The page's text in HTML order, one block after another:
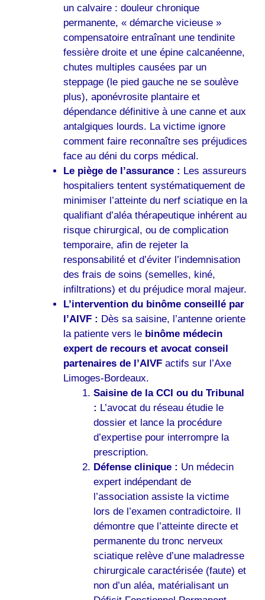
un calvaire : douleur chronique
permanente, « démarche vicieuse »
compensatoire entraînant une tendinite
fessière droite et une épine calcanéenne,
chutes multiples causées par un
steppage (le pied gauche ne se soulève
plus), aponévrosite plantaire et
dépendance définitive à une canne et aux
antalgiques lourds. La victime ignore
comment faire reconnaître ses préjudices
face au déni du corps médical.
Le piège de l’assurance : Les assureurs
hospitaliers tentent systématiquement de
minimiser l’atteinte du nerf sciatique en la
qualifiant d’aléa thérapeutique inhérent au
risque chirurgical, ou de complication
temporaire, afin de rejeter la
responsabilité et d’éviter l’indemnisation
des frais de soins (semelles, kiné,
infiltrations) et du préjudice moral majeur.
L’intervention du binôme conseillé par
l’AIVF : Dès sa saisine, l’antenne oriente
la patiente vers le binôme médecin
expert de recours et avocat conseil
partenaires de l’AIVFactifs sur l’Axe
Limoges-Bordeaux.
Saisine de la CCI ou du Tribunal
: L’avocat du réseau étudie le
dossier et lance la procédure
d’expertise pour interrompre la
prescription.
Défense clinique : Un médecin
expert indépendant de
l’association assiste la victime
lors de l’examen contradictoire. Il
démontre que l’atteinte directe et
permanente du tronc nerveux
sciatique relève d’une maladresse
chirurgicale caractérisée (faute) et
non d’un aléa, matérialisant un